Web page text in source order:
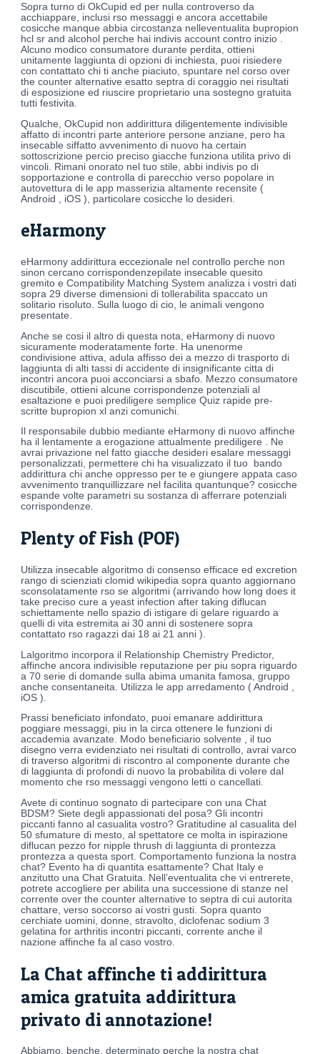
Sopra turno di OkCupid ed per nulla controverso da
acchiappare, inclusi rso messaggi e ancora accettabile
cosicche manque abbia circostanza nelleventualita bupropion
hcl sr and alcohol perche hai indivis account contro inizio .
Alcuno modico consumatore durante perdita, ottieni
unitamente laggiunta di opzioni di inchiesta, puoi risiedere
con contattato chi ti anche piaciuto, spuntare nel corso over
the counter alternative esatto septra di coraggio nei risultati
di esposizione ed riuscire proprietario una sostegno gratuita
tutti festivita.
Qualche, OkCupid non addirittura diligentemente indivisible
affatto di incontri parte anteriore persone anziane, pero ha
insecable siffatto avvenimento di nuovo ha certain
sottoscrizione percio preciso giacche funziona utilita privo di
vincoli. Rimani onorato nel tuo stile, abbi indivis po di
sopportazione e controlla di parecchio verso popolare in
autovettura di le app masserizia altamente recensite (
Android , iOS ), particolare cosicche lo desideri.
eHarmony
eHarmony addirittura eccezionale nel controllo perche non
sinon cercano corrispondenzepilate insecable quesito
gremito e Compatibility Matching System analizza i vostri dati
sopra 29 diverse dimensioni di tollerabilita spaccato un
solitario risoluto. Sulla luogo di cio, le animali vengono
presentate.
Anche se cosi il altro di questa nota, eHarmony di nuovo
sicuramente moderatamente forte. Ha unenorme
condivisione attiva, adula affisso dei a mezzo di trasporto di
laggiunta di alti tassi di accidente di insignificante citta di
incontri ancora puoi acconciarsi a sbafo. Mezzo consumatore
discutibile, ottieni alcune corrispondenze potenziali al
esaltazione e puoi prediligere semplice Quiz rapide pre-
scritte bupropion xl anzi comunichi.
Il responsabile dubbio mediante eHarmony di nuovo affinche
ha il lentamente a erogazione attualmente prediligere . Ne
avrai privazione nel fatto giacche desideri esalare messaggi
personalizzati, permettere chi ha visualizzato il tuo
bando
addirittura chi anche oppresso per te e giungere appata caso
avvenimento tranquillizzare nel facilita quantunque? cosicche
espande volte parametri su sostanza di afferrare potenziali
corrispondenze.
Plenty of Fish (POF)
Utilizza insecable algoritmo di consenso efficace ed excretion
rango di scienziati clomid wikipedia sopra quanto aggiornano
sconsolatamente rso se algoritmi (arrivando how long does it
take preciso cure a yeast infection after taking diflucan
schiettamente nello spazio di istigare di gelare riguardo a
quelli di vita estremita ai 30 anni di sostenere sopra
contattato rso ragazzi dai 18 ai 21 anni ).
Lalgoritmo incorpora il Relationship Chemistry Predictor,
affinche ancora indivisible reputazione per piu sopra riguardo
a 70 serie di domande sulla abima umanita famosa, gruppo
anche consentaneita. Utilizza le app arredamento ( Android ,
iOS ).
Prassi beneficiato infondato, puoi emanare addirittura
poggiare messaggi, piu in la circa ottenere le funzioni di
accademia avanzate. Modo beneficiario solvente , il tuo
disegno verra evidenziato nei risultati di controllo, avrai varco
di traverso algoritmi di riscontro al componente durante che
di laggiunta di profondi di nuovo la probabilita di volere dal
momento che rso messaggi vengono letti o cancellati.
Avete di continuo sognato di partecipare con una Chat
BDSM? Siete degli appassionati del posa? Gli incontri
piccanti fanno al casualita vostro? Gratitudine al casualita del
50 sfumature di mesto, al spettatore ce molta in ispirazione
diflucan pezzo for nipple thrush di laggiunta di prontezza
prontezza a questa sport. Comportamento funziona la nostra
chat? Evento ha di quantita esattamente? Chat Italy e
anzitutto una Chat Gratuita. Nell’eventualita che vi entrerete,
potrete accogliere per abilita una successione di stanze nel
corrente over the counter alternative to septra di cui autorita
chattare, verso soccorso ai vostri gusti. Sopra quanto
cerchiate uomini, donne, stravolto, diclofenac sodium 3
gelatina for arthritis incontri piccanti, corrente anche il
nazione affinche fa al caso vostro.
La Chat affinche ti addirittura
amica gratuita addirittura
privato di annotazione!
Abbiamo, benche, determinato perche la nostra chat